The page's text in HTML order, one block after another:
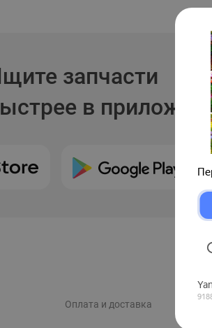
запчасти
в
Оплата и доставка